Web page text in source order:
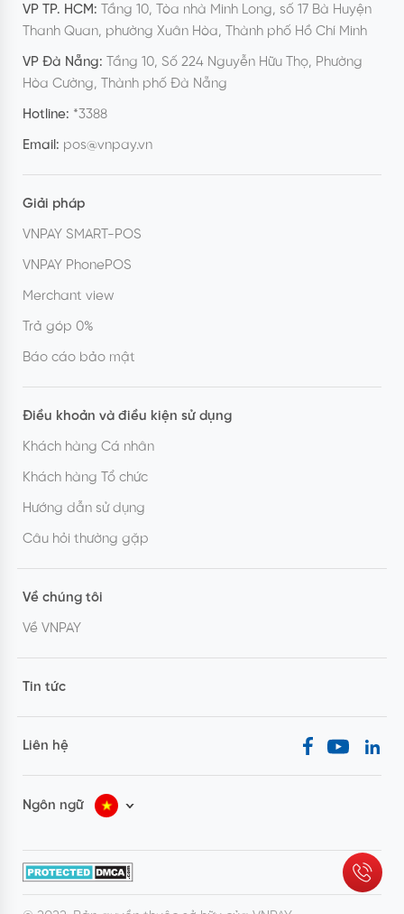
VP TP. HCM: Tầng 10, Tòa nhà Minh Long, số 17 Bà Huyện
Thanh Quan, phường Xuân Hòa, Thành phố Hồ Chí Minh
VP Đà Nẵng: Tầng 10, Số 224 Nguyễn Hữu Thọ, Phường
Hòa Cường, Thành phố Đà Nẵng
Hotline: *3388
Email: pos@vnpay.vn
Giải pháp
VNPAY SMART-POS
VNPAY PhonePOS
Merchant view
Trả góp 0%
Báo cáo bảo mật
Điều khoản và điều kiện sử dụng
Khách hàng Cá nhân
Khách hàng Tổ chức
Hướng dẫn sử dụng
Câu hỏi thường gặp
Về chúng tôi
Về VNPAY
Tin tức
Liên hệ
Ngôn ngữ